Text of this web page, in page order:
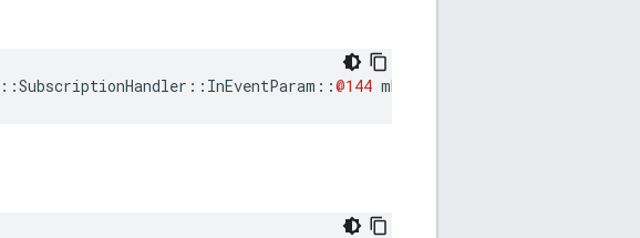
::SubscriptionHandler :: InEventParam ::@144 mExchangeStart